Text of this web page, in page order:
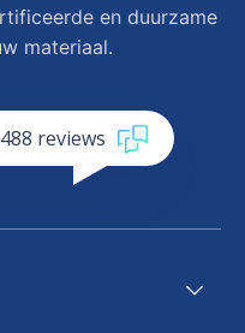
en duurzame
materiaal.
reviews